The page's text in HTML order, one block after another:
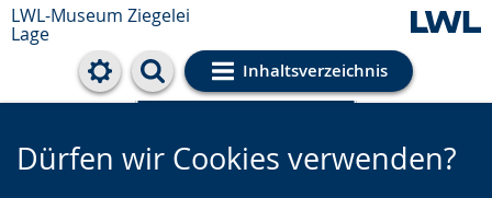
LWL-Museum Ziegelei
Lage
Inhaltsverzeichnis
Cookie-Einstellungen
Dürfen wir Cookies verwenden?